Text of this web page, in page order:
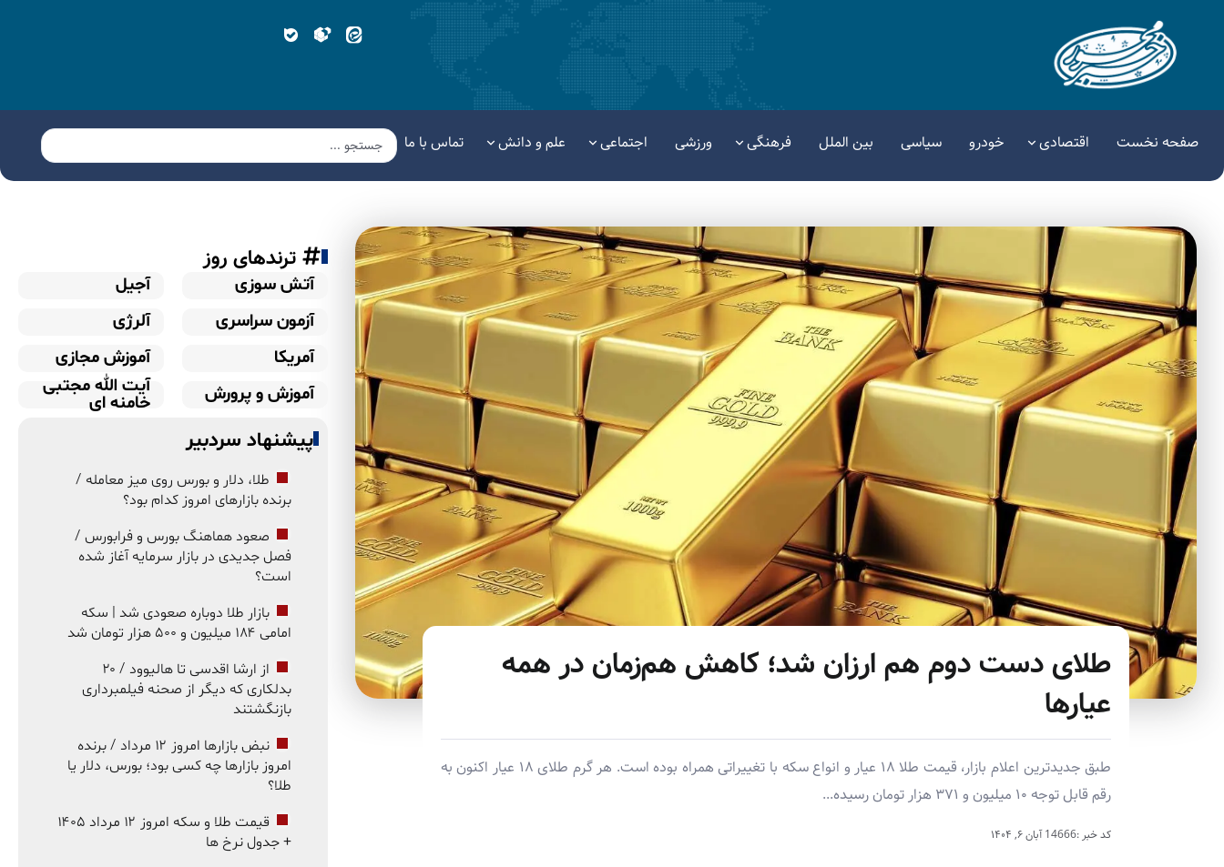
صفحه نخست اقتصادی خودرو سیاسی بین الملل فرهنگی ورزشی اجتماعی علم و دانش تماس با ما
طلای دست دوم هم ارزان شد؛ کاهش هم‌زمان در همه
عیارها
طبق جدیدترین اعلام بازار، قیمت طلا ۱۸ عیار و انواع سکه با تغییراتی همراه بوده است. هر گرم طلای ۱۸ عیار اکنون به
رقم قابل توجه ۱۰ میلیون و ۳۷۱ هزار تومان رسیده...
کد خبر :14666 آبان ۶, ۱۴۰۴
ترندهای روز
آتش سوزی
آجیل
آزمون سراسری
آلرژی
آمریکا
آموزش مجازی
آموزش و پرورش
آیت الله مجتبی
خامنه ای
پیشنهاد سردبیر
طلا، دلار و بورس روی میز معامله /
برنده بازارهای امروز کدام بود؟
صعود هماهنگ بورس و فرابورس /
فصل جدیدی در بازار سرمایه آغاز شده
است؟
بازار طلا دوباره صعودی شد | سکه
امامی ۱۸۴ میلیون و ۵۰۰ هزار تومان شد
از ارشا اقدسی تا هالیوود / ۲۰
بدلکاری که دیگر از صحنه فیلمبرداری
بازنگشتند
نبض بازارها امروز ۱۲ مرداد / برنده
امروز بازارها چه کسی بود؛ بورس، دلار یا
طلا؟
قیمت طلا و سکه امروز ۱۲ مرداد ۱۴۰۵
+ جدول نرخ ها